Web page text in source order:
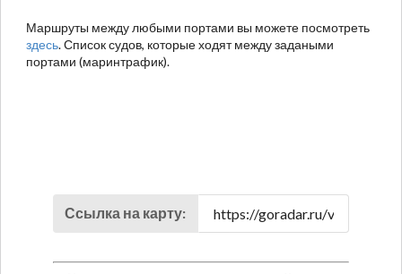
Маршруты между любыми портами вы можете посмотреть
здесь. Список судов, которые ходят между задаными
портами (маринтрафик).
Ссылка на карту: